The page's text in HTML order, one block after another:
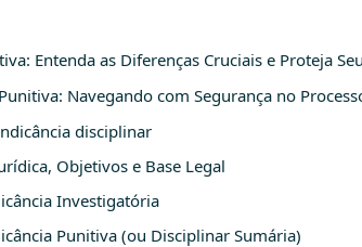
Entenda as Diferenças Cruciais e Proteja
Navegando com Segurança no
disciplinar
Objetivos e Base Legal
Investigatória
Punitiva (ou Disciplinar Sumária)